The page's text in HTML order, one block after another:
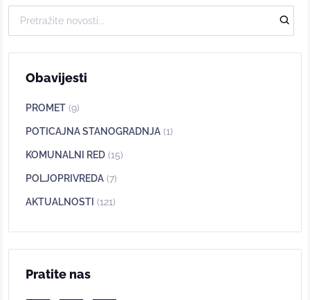
Obavijesti
PROMET (9)
POTICAJNA STANOGRADNJA (1)
KOMUNALNI RED (15)
POLJOPRIVREDA (7)
AKTUALNOSTI (121)
Pratite nas